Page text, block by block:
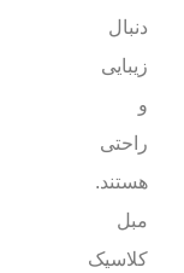
دنبال
زیبایی
و
راحتی
هستند.
مبل
کلاسیک